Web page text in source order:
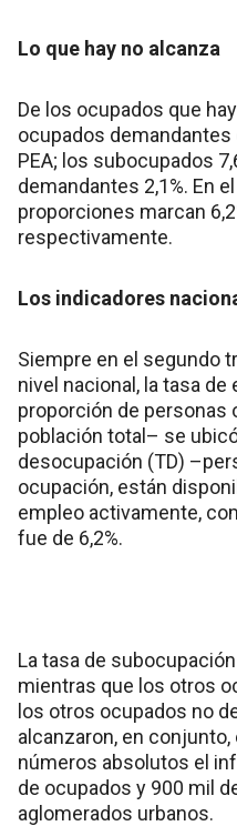
Lo que hay no alcanza
De los ocupados que
ocupados demandantes
PEA; los subocupados
demandantes 2,1%. En
proporciones marcan
respectivamente.
Los indicadores
Siempre en el segundo
nivel nacional, la tasa
proporción de personas
población total– se
desocupación (TD)
ocupación, están
empleo activamente,
fue de 6,2%.
La tasa de
mientras que los otros
los otros ocupados no
alcanzaron, en conjunto,
números absolutos el
de ocupados y 900 mil
aglomerados urbanos.